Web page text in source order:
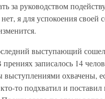
за руководством
я для успокоения своей
выступающий
записалось 14
охвачены,
то подхватил и поставил